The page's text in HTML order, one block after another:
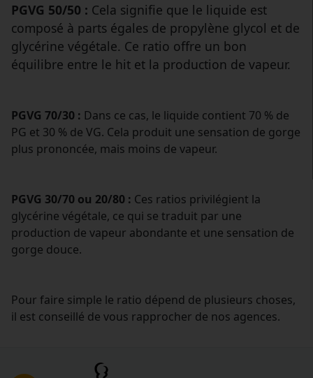
PGVG 50/50 : Cela signifie que le liquide est
composé à parts égales de propylène glycol et de
glycérine végétale. Ce ratio offre un bon
équilibre entre le hit et la production de vapeur.
PGVG 70/30 : Dans ce cas, le liquide contient 70 % de
PG et 30 % de VG. Cela produit une sensation de gorge
plus prononcée, mais moins de vapeur.
PGVG 30/70 ou 20/80 : Ces ratios privilégient la
glycérine végétale, ce qui se traduit par une
production de vapeur abondante et une sensation de
gorge douce.
Pour faire simple le ratio dépend de plusieurs choses,
il est conseillé de vous rapprocher de nos agences.